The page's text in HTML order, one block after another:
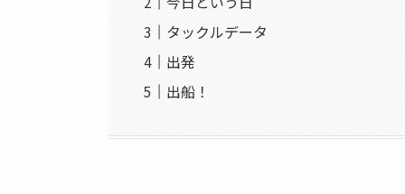
タックルデータ
出発
出船！